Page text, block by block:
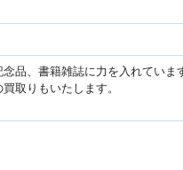
品、書籍雑誌に力を入れていま
取りもいたします。